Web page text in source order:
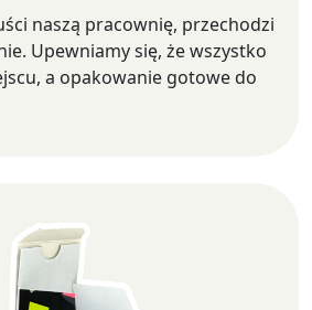
naszą pracownię, przechodzi
Upewniamy się, że wszystko
a opakowanie gotowe do